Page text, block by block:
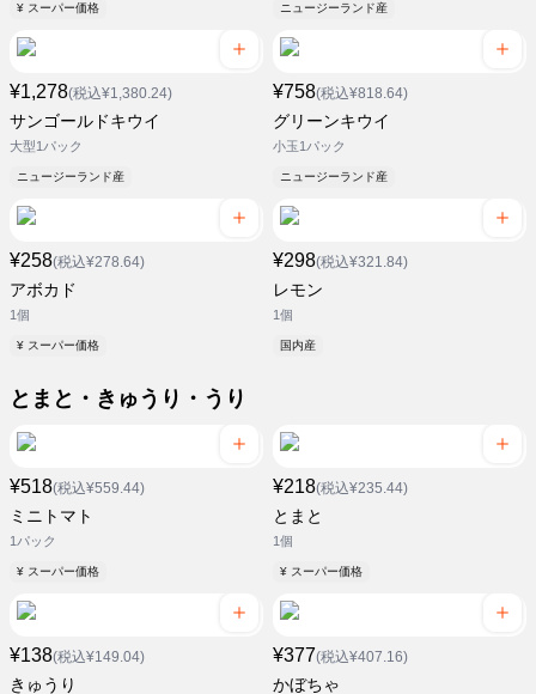
¥ スーパー価格 ニュージーランド産
¥1,278(税込¥1,380.24)
サンゴールドキウイ
大型1パック
ニュージーランド産
¥758(税込¥818.64)
グリーンキウイ
小玉1パック
ニュージーランド産
¥258(税込¥278.64)
アボカド
1個
¥ スーパー価格
¥298(税込¥321.84)
レモン
1個
国内産
とまと・きゅうり・うり
¥518(税込¥559.44)
ミニトマト
1パック
¥ スーパー価格
¥218(税込¥235.44)
とまと
1個
¥ スーパー価格
¥138(税込¥149.04)
きゅうり
¥377(税込¥407.16)
かぼちゃ